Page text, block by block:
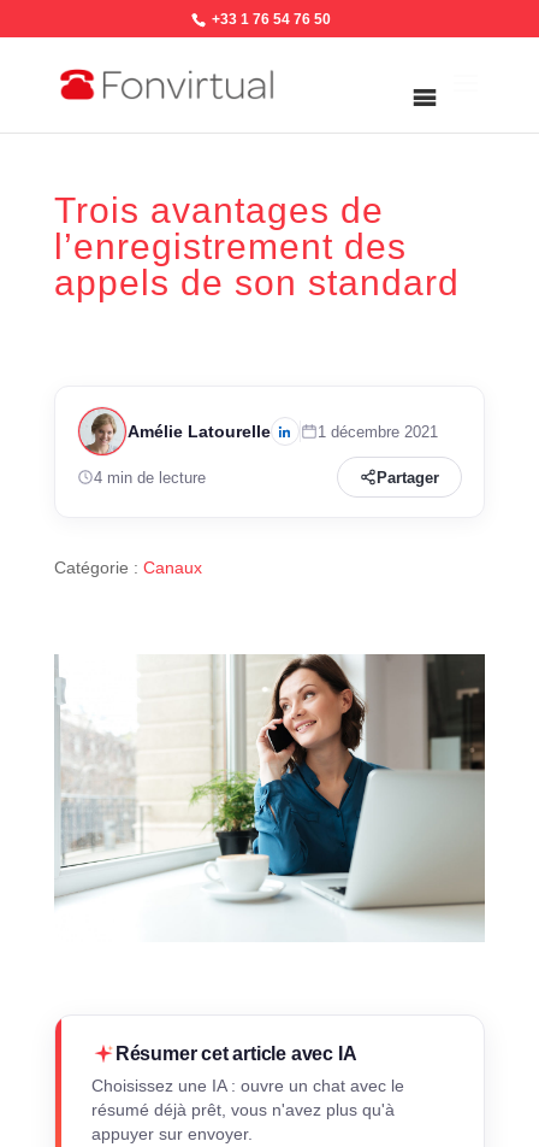
+33 1 76 54 76 50
Trois avantages de
l’enregistrement des
appels de son standard
Amélie Latourelle 1 décembre 2021
4 min de lecture Partager
Catégorie : Canaux
Résumer cet article avec IA
Choisissez une IA : ouvre un chat avec le
résumé déjà prêt, vous n'avez plus qu'à
appuyer sur envoyer.